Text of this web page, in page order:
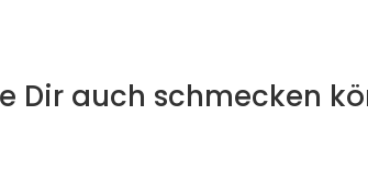
Dir auch schmecken